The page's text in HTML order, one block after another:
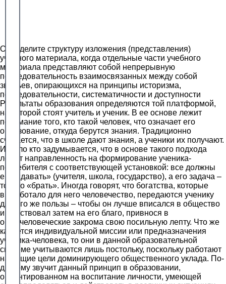
Определите структуру изложения (представления)
учебного материала, когда отдельные части учебного
материала представляют собой непрерывную
последовательность взаимосвязанных между собой
звеньев, опирающихся на принципы историзма,
последовательности, систематичности и доступности
Результаты образования определяются той платформой,
на которой стоят учитель и ученик. В ее основе лежит
понимание того, кто такой человек, что означает его
образование, откуда берутся знания. Традиционно
считается, что в школе дают знания, а ученики их получают.
И мало кто задумывается, что в основе такого подхода
лежит направленность на формирование ученика-
потребителя с соответствующей установкой: все должны
ему «давать» (учителя, школа, государство), а его задача –
только «брать». Иногда говорят, что богатства, которые
выработало для него человечество, передаются ученику
для его же пользы – чтобы он лучше вписался в общество
и действовал затем на его благо, привнося в
общечеловеческие закрома свою посильную лепту. Что же
касается индивидуальной миссии или предназначения
ученика-человека, то они в данной образовательной
системе учитываются лишь постольку, поскольку работают
на общие цели доминирующего общественного уклада. По-
другому звучит данный принцип в образовании,
ориентированном на воспитание личности, умеющей